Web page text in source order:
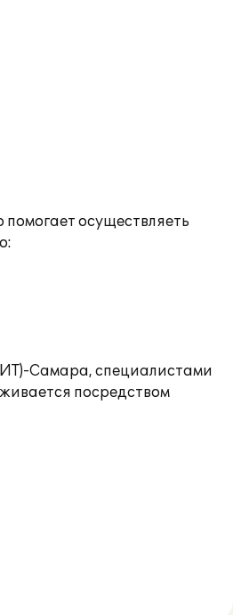
осуществляеть
Самара, специалистами
посредством